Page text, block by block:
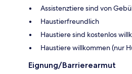
Assistenztiere sind von
Haustierfreundlich
Haustiere sind kostenlos
Haustiere willkommen (nur
Eignung/Barrierearmut